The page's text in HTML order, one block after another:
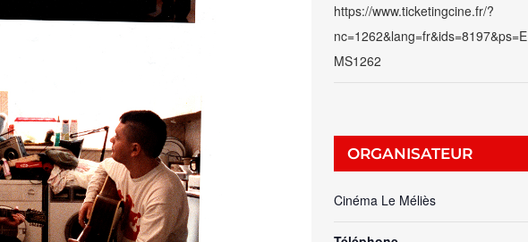
https://www.ticketingcine.fr/?
nc=1262&lang=fr&ids=8197&ps=E
MS1262
ORGANISATEUR
Cinéma Le Méliès